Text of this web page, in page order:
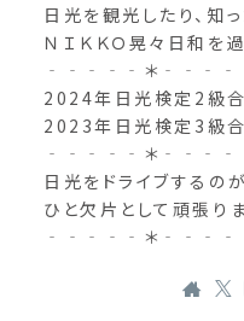
日光を観光したり、知っ
ＮＩＫＫＯ晃々日和を
‐‐‐‐‐＊
2024年日光検定2級
2023年日光検定3級
‐‐‐‐‐＊
日光をドライブするの
ひと欠片として頑張りま
‐‐‐‐‐＊